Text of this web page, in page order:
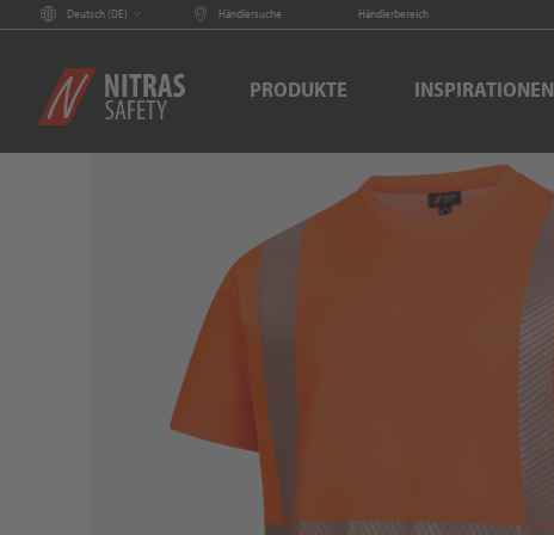
Deutsch (DE) Händlersuche Händlerbereich
PRODUKTE INSPIRATIONEN